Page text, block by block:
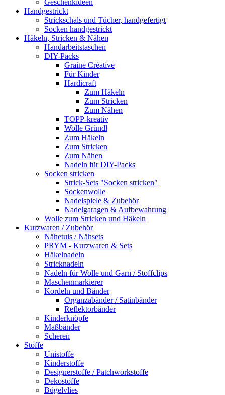
Geschenkideen
Handgestrickt
Strickschals und Tücher, handgefertigt
Socken handgestrickt
Häkeln, Stricken & Nähen
Handarbeitstaschen
DIY-Packs
Graine Créative
Für Kinder
Hardicraft
Zum Häkeln
Zum Stricken
Zum Nähen
TOPP-kreativ
Wolle Gründl
Zum Häkeln
Zum Stricken
Zum Nähen
Nadeln für DIY-Packs
Socken stricken
Strick-Sets "Socken stricken"
Sockenwolle
Nadelspiele & Zubehör
Nadelgaragen & Aufbewahrung
Wolle zum Stricken und Häkeln
Kurzwaren / Zubehör
Nähetuis / Nähsets
PRYM - Kurzwaren & Sets
Häkelnadeln
Stricknadeln
Nadeln für Wolle und Garn / Stoffclips
Maschenmarkierer
Kordeln und Bänder
Organzabänder / Satinbänder
Reflektorbänder
Kinderknöpfe
Maßbänder
Scheren
Stoffe
Unistoffe
Kinderstoffe
Designerstoffe / Patchworkstoffe
Dekostoffe
Bügelvlies